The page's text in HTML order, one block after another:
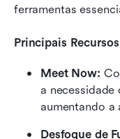
ferramentas
Principais
Meet Now:
a
aumentando a
Desfoque de